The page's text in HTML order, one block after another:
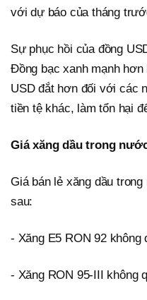
với dự báo của tháng
Sự phục hồi của đồng
Đồng bạc xanh mạnh
USD đắt hơn đối với các
tiền tệ khác, làm tổn hại
Giá xăng dầu trong
Giá bán lẻ xăng dầu
sau:
- Xăng E5 RON 92 không
- Xăng RON 95-III không